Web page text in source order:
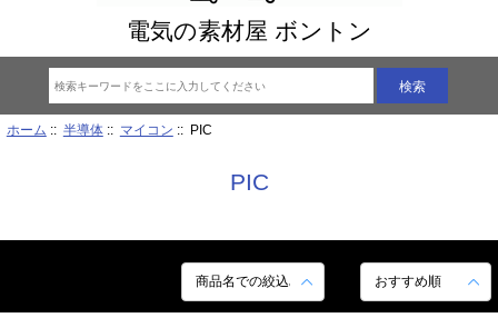
電気の素材屋 ボントン
ホーム :: 半導体:: マイコン :: PIC
PIC